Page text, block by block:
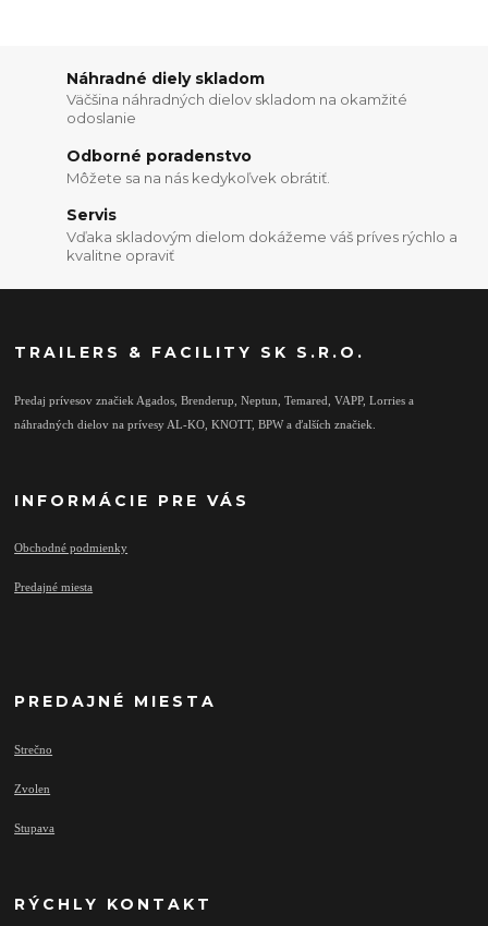
Náhradné diely skladom
Väčšina náhradných dielov skladom na okamžité
odoslanie
Odborné poradenstvo
Môžete sa na nás kedykoľvek obrátiť.
Servis
Vďaka skladovým dielom dokážeme váš príves rýchlo a
kvalitne opraviť
TRAILERS & FACILITY SK S.R.O.
Predaj prívesov značiek Agados, Brenderup, Neptun, Temared, VAPP, Lorries a
náhradných dielov na prívesy AL-KO, KNOTT, BPW a ďalších značiek.
INFORMÁCIE PRE VÁS
Obchodné podmienky
Predajné miesta
PREDAJNÉ MIESTA
Strečno
Zvolen
Stupava
RÝCHLY KONTAKT